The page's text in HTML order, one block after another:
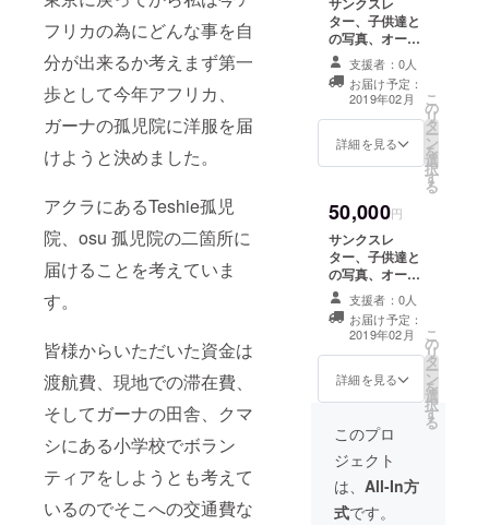
フリカの為にどんな事を自
分が出来るか考えまず第一
歩として今年アフリカ、
ガーナの孤児院に洋服を届
けようと決めました。
アクラにあるTeshie孤児
院、osu 孤児院の二箇所に
届けることを考えていま
す。
皆様からいただいた資金は
渡航費、現地での滞在費、
そしてガーナの田舎、クマ
シにある小学校でボラン
ティアをしようとも考えて
いるのでそこへの交通費な
ター、子供達と
の写真、オーガ
ニックシアバ
ター、アフリカ
布の巾着 残りは
プロジェクトの
資金に回させて
いただきます。
支援者：0人
お届け予定：
2019年02月
詳細を見る
こ
の
リ
タ
ー
ン
を
選
択
す
る
50,000円
サンクスレ
ター、子供達と
の写真、オーガ
ニックシアバ
ター、アフリカ
布の巾着 残りは
プロジェクトの
資金に回させて
いただきます、
支援者：0人
お届け予定：
2019年02月
詳細を見る
こ
の
リ
タ
ー
ン
を
選
択
す
る
このプロ
ジェクト
は、 All-In方
式です。